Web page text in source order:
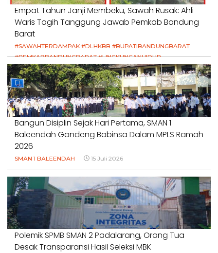
Empat Tahun Janji Membeku, Sawah Rusak: Ahli
Waris Tagih Tanggung Jawab Pemkab Bandung
Barat
#SAWAHTERDAMPAK #DLHKBB #BUPATIBANDUNGBARAT
#PEMKABBANDUNGBARAT #LINGKUNGANHIDUP
#HAKPETANI #KEADILANUNTUKPETANI
#NORMALISASISALURAN #IRIGASIRUSAK
#DUGAANPENCEMARAN #AKUNTABILITASPEMERINTAH
18 Juli 2026
Bangun Disiplin Sejak Hari Pertama, SMAN 1
Baleendah Gandeng Babinsa Dalam MPLS Ramah
2026
SMAN 1 BALEENDAH 15 Juli 2026
Polemik SPMB SMAN 2 Padalarang, Orang Tua
Desak Transparansi Hasil Seleksi MBK